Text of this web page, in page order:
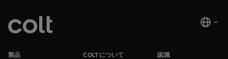
製品
COLTについて
認識